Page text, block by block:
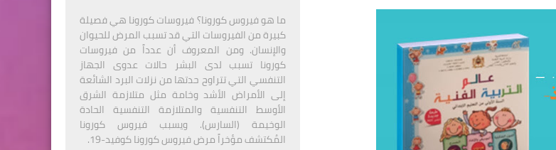
ما هو فيروس كورونا؟ فيروسات كورونا هي فصيلة
كبيرة من الفيروسات التي قد تسبب المرض للحيوان
والإنسان. ومن المعروف أن عدداً من فيروسات
كورونا تسبب لدى البشر حالات عدوى الجهاز
التنفسي التي تتراوح حدتها من نزلات البرد الشائعة
إلى الأمراض الأشد وخامة مثل متلازمة الشرق
الأوسط التنفسية والمتلازمة التنفسية الحادة
الوخيمة (السارس). ويسبب فيروس كورونا
المُكتشف مؤخراً مرض فيروس كورونا كوفيد-19.